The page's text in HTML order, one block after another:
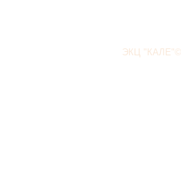
ЭКЦ "КАЛЕ"©